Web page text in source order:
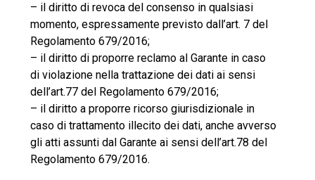
– il diritto di revoca del consenso in qualsiasi
momento, espressamente previsto dall’art. 7 del
Regolamento 679/2016;
– il diritto di proporre reclamo al Garante in caso
di violazione nella trattazione dei dati ai sensi
dell’art.77 del Regolamento 679/2016;
– il diritto a proporre ricorso giurisdizionale in
caso di trattamento illecito dei dati, anche avverso
gli atti assunti dal Garante ai sensi dell’art.78 del
Regolamento 679/2016.